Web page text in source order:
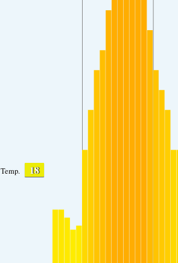
Temp. 18